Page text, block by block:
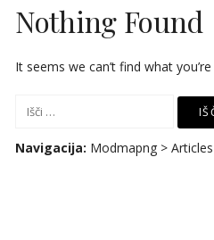
Nothing Found
It seems we can’t find what
Išči:
Navigacija: Modmapng >